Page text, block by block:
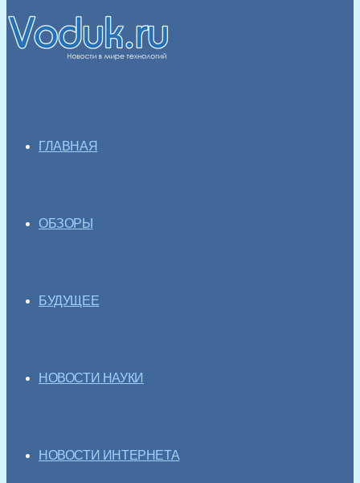
ГЛАВНАЯ
ОБЗОРЫ
БУДУЩЕЕ
НОВОСТИ НАУКИ
НОВОСТИ ИНТЕРНЕТА